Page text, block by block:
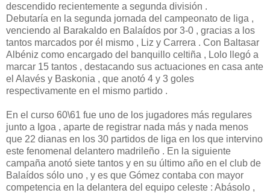
descendido recientemente a segunda división .
Debutaría en la segunda jornada del campeonato de liga ,
venciendo al Barakaldo en Balaídos por 3-0 , gracias a los
tantos marcados por él mismo , Liz y Carrera . Con Baltasar
Albéniz como encargado del banquillo celtiña , Lolo llegó a
marcar 15 tantos , destacando sus actuaciones en casa ante
el Alavés y Baskonia , que anotó 4 y 3 goles
respectivamente en el mismo partido .
En el curso 60\61 fue uno de los jugadores más regulares
junto a Igoa , aparte de registrar nada más y nada menos
que 22 dianas en los 30 partidos de liga en los que intervino
este fenomenal delantero madrileño . En la siguiente
campaña anotó siete tantos y en su último año en el club de
Balaídos sólo uno , y es que Gómez contaba con mayor
competencia en la delantera del equipo celeste : Abásolo ,